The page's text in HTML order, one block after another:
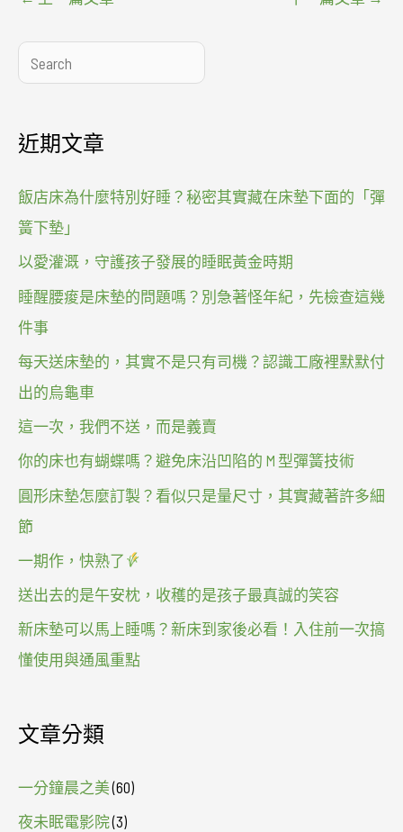
搜
尋
近期文章
飯店床為什麼特別好睡？秘密其實藏在床墊下面的「彈
簧下墊」
以愛灌溉，守護孩子發展的睡眠黃金時期
睡醒腰痠是床墊的問題嗎？別急著怪年紀，先檢查這幾
件事
每天送床墊的，其實不是只有司機？認識工廠裡默默付
出的烏龜車
這一次，我們不送，而是義賣
你的床也有蝴蝶嗎？避免床沿凹陷的 M 型彈簧技術
圓形床墊怎麼訂製？看似只是量尺寸，其實藏著許多細
節
一期作，快熟了
送出去的是午安枕，收穫的是孩子最真誠的笑容
新床墊可以馬上睡嗎？新床到家後必看！入住前一次搞
懂使用與通風重點
文章分類
一分鐘晨之美(60)
夜未眠電影院(3)